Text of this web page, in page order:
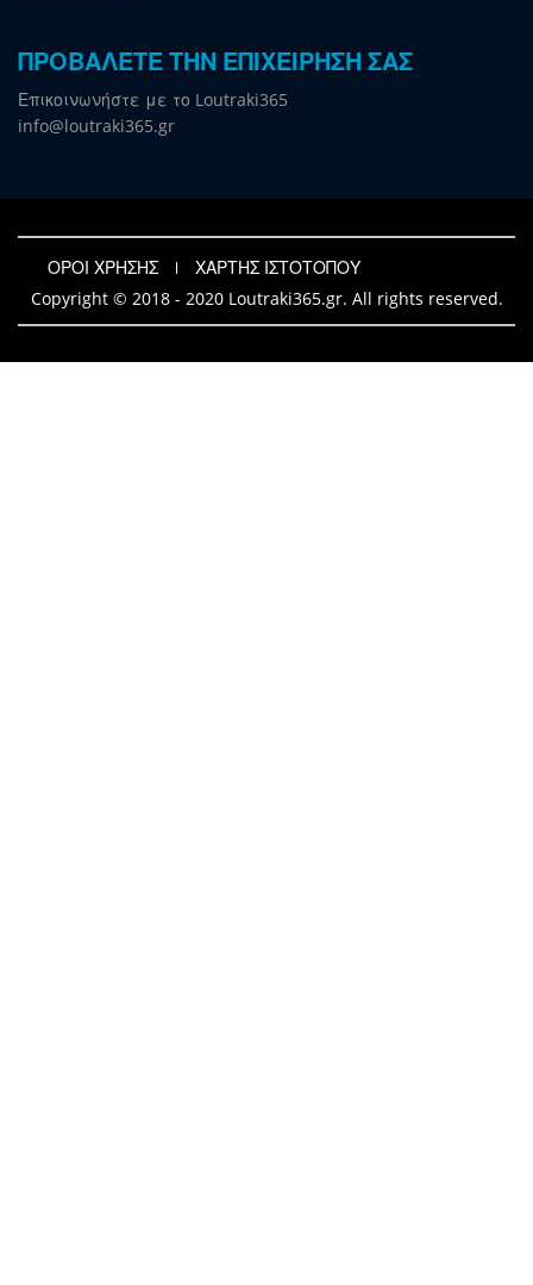
ΠΡΟΒΑΛΕΤΕ ΤΗΝ ΕΠΙΧΕΙΡΗΣΗ ΣΑΣ
Επικοινωνήστε με το Loutraki365
info@loutraki365.gr
ΟΡΟΙ ΧΡΗΣΗΣ
ΧΑΡΤΗΣ ΙΣΤΟΤΟΠΟΥ
Copyright © 2018 - 2020 Loutraki365.gr. All rights reserved.